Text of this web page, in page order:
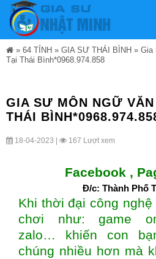
» 64 TỈNH » GIA SƯ THÁI BÌNH » Gia
Tại Thái Bình*0968.974.858
GIA SƯ MÔN NGỮ
THÁI
18-04-2023 | 167 Lượt xem
Facebook ,
Đ/c: Thành Phố
Khi thời đại công
chơi như: game
zalo… khiến con
chúng nhiều hơn mà